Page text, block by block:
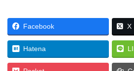
Facebook X
Hatena